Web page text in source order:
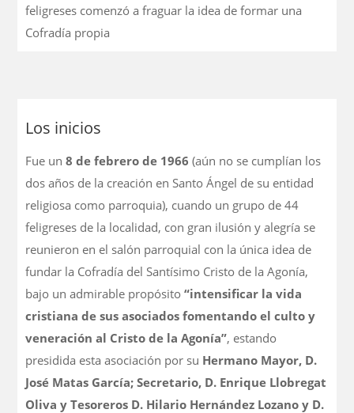
feligreses comenzó a fraguar la idea de formar una
Cofradía propia
Los inicios
Fue un8 de febrero de 1966 (aún no se cumplían los
dos años de la creación en Santo Ángel de su entidad
religiosa como parroquia), cuando un grupo de 44
feligreses de la localidad, con gran ilusión y alegría se
reunieron en el salón parroquial con la única idea de
fundar la Cofradía del Santísimo Cristo de la Agonía,
bajo un admirable propósito“intensificar la vida
cristiana de sus asociados fomentando el culto y
veneración al Cristo de la Agonía”, estando
presidida esta asociación por su Hermano Mayor, D.
José Matas García; Secretario, D. Enrique Llobregat
Oliva y Tesoreros D. Hilario Hernández Lozano y D.